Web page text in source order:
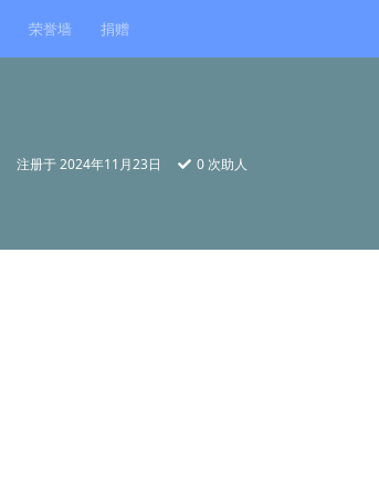
荣誉墙 捐赠
注册于2024年11月23日 0 次助人